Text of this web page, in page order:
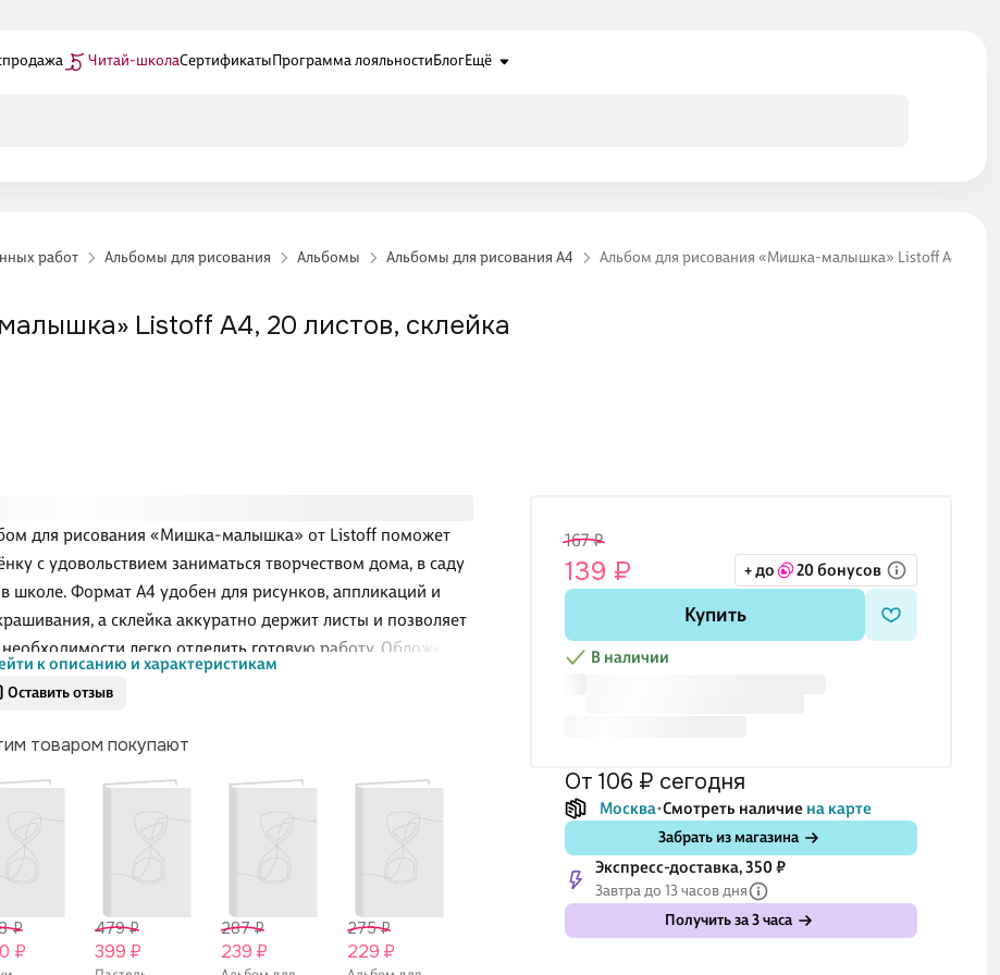
Читай-школаСертификатыПрограмма лояльностиБлогЕщё
работ Альбомы для рисования Альбомы Альбомы для рисования А4 Альбом для рисования «Мишка-малышка» Listoff А4, 20
Оставить отзыв
для рисования «Мишка-малышка» от Listoff поможет
с удовольствием заниматься творчеством дома, в саду
школе. Формат А4 удобен для рисунков, аппликаций и
а склейка аккуратно держит листы и позволяет
легко отделить готовую работу. Обложка с
ламинацией защищает альбом от потёртостей и
поэтому его удобно носить в папке или рюкзаке.
для карандашей, фломастеров и красок.
к описанию и характеристикам
товаром покупают
₽
₽
479 ₽
399 ₽
287 ₽
239 ₽
275 ₽
229 ₽
539 ₽
Listoff А4, 20 листов, склейка
167 ₽
139 ₽ + до 20 бонусов
Купить
В наличии
от 106 ₽ сегодня
Москва Смотреть наличие на карте
Забрать из магазина
Экспресс-доставка, 350 ₽
Завтра до 13 часов дня
Получить за 3 часа